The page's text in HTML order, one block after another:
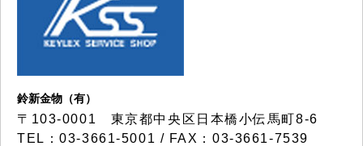
鈴新金物（有）
〒103-0001 東京都中央区日本橋小伝馬町8-6
TEL：03-3661-5001 / FAX：03-3661-7539